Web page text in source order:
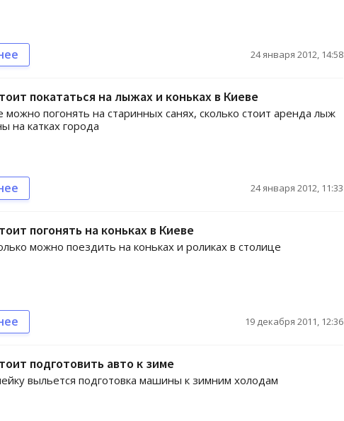
24 января 2012, 14:58
покататься на лыжах и коньках в Киеве
можно погонять на старинных санях, сколько стоит аренда лыж
на катках города
24 января 2012, 11:33
погонять на коньках в Киеве
можно поездить на коньках и роликах в столице
19 декабря 2011, 12:36
подготовить авто к зиме
выльется подготовка машины к зимним холодам